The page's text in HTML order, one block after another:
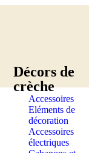
Décors de
crèche
Accessoires
Eléments de
décoration
Accessoires
électriques